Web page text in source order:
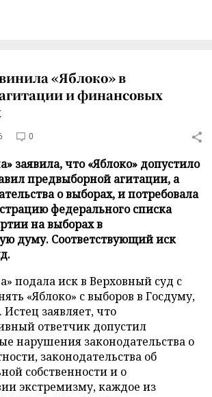
«Яблоко» в
и финансовых
0
заявила, что «Яблоко» допустило
предвыборной агитации, а
о выборах, и потребовала
федерального списка
на выборах в
думу. Соответствующий иск
подала иск в Верховный суд с
«Яблоко» с выборов в Госдуму,
. Истец заявляет, что
ответчик допустил
нарушения законодательства о
законодательства об
собственности и о
экстремизму, каждое из